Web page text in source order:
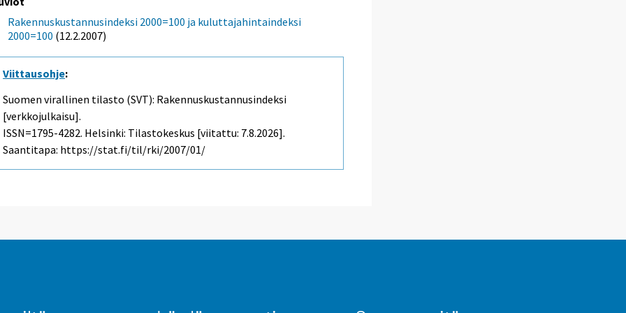
Rakennuskustannusindeksi 2000=100 ja kuluttajahintaindeksi
2000=100 (12.2.2007)
Viittausohje:
Suomen virallinen tilasto (SVT): Rakennuskustannusindeksi
[verkkojulkaisu].
ISSN=1795-4282. Helsinki: Tilastokeskus [viitattu: 7.8.2026].
Saantitapa: https://stat.fi/til/rki/2007/01/